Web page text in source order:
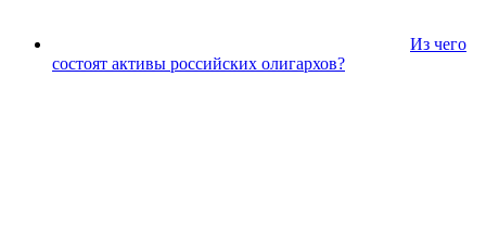
Из чего
состоят активы российских олигархов?